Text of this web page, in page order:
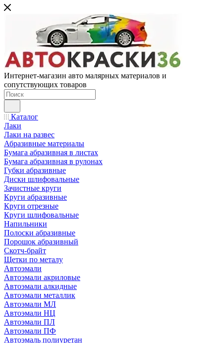
Интернет-магазин авто малярных материалов и
сопутствующих товаров
Каталог
Лаки
Лаки на развес
Абразивные материалы
Бумага абразивная в листах
Бумага абразивная в рулонах
Губки абразивные
Диски шлифовальные
Зачистные круги
Круги абразивные
Круги отрезные
Круги шлифовальные
Напильники
Полоски абразивные
Порошок абразивный
Скотч-брайт
Щетки по металу
Автоэмали
Автоэмали акриловые
Автоэмали алкидные
Автоэмали металлик
Автоэмали МЛ
Автоэмали НЦ
Автоэмали ПЛ
Автоэмали ПФ
Автоэмаль полиуретан